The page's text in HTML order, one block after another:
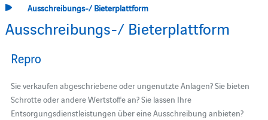
Ausschreibungs-/ Bieterplattform
Ausschreibungs-/ Bieterplattform
Repro
Sie verkaufen abgeschriebene oder ungenutzte Anlagen? Sie bieten
Schrotte oder andere Wertstoffe an? Sie lassen Ihre
Entsorgungsdienstleistungen über eine Ausschreibung anbieten?